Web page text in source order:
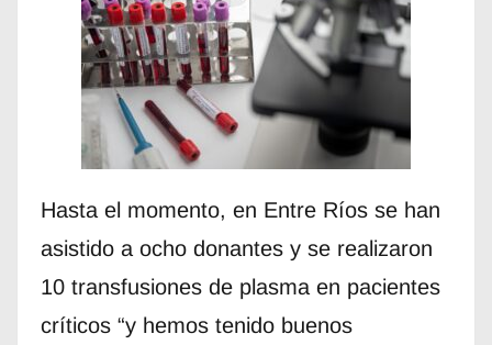
Hasta el momento, en Entre Ríos se han
asistido a ocho donantes y se realizaron
10 transfusiones de plasma en pacientes
críticos “y hemos tenido buenos